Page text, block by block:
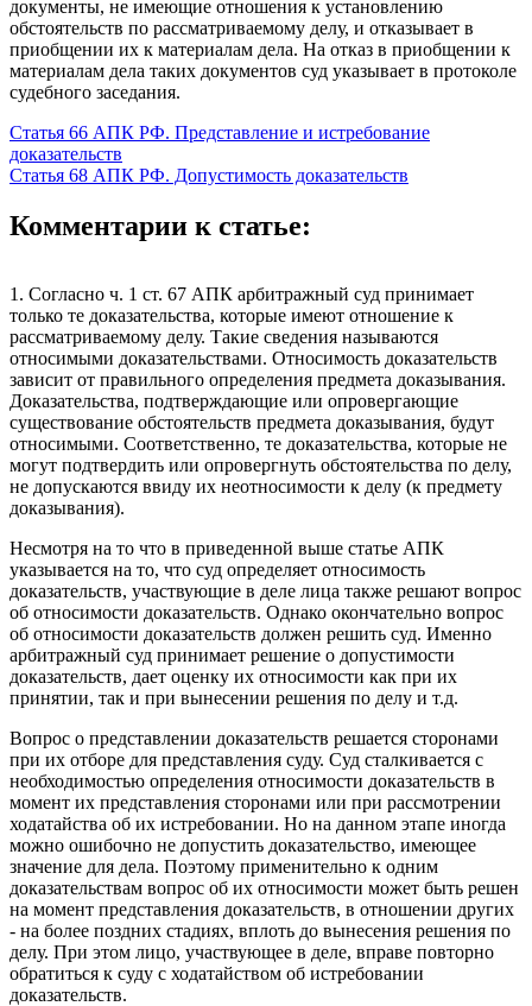
документы, не имеющие отношения к установлению
обстоятельств по рассматриваемому делу, и отказывает в
приобщении их к материалам дела. На отказ в приобщении к
материалам дела таких документов суд указывает в протоколе
судебного заседания.
Статья 66 АПК РФ. Представление и истребование
доказательств
Статья 68 АПК РФ. Допустимость доказательств
Комментарии к статье:
1. Согласно ч. 1 ст. 67 АПК арбитражный суд принимает
только те доказательства, которые имеют отношение к
рассматриваемому делу. Такие сведения называются
относимыми доказательствами. Относимость доказательств
зависит от правильного определения предмета доказывания.
Доказательства, подтверждающие или опровергающие
существование обстоятельств предмета доказывания, будут
относимыми. Соответственно, те доказательства, которые не
могут подтвердить или опровергнуть обстоятельства по делу,
не допускаются ввиду их неотносимости к делу (к предмету
доказывания).
Несмотря на то что в приведенной выше статье АПК
указывается на то, что суд определяет относимость
доказательств, участвующие в деле лица также решают вопрос
об относимости доказательств. Однако окончательно вопрос
об относимости доказательств должен решить суд. Именно
арбитражный суд принимает решение о допустимости
доказательств, дает оценку их относимости как при их
принятии, так и при вынесении решения по делу и т.д.
Вопрос о представлении доказательств решается сторонами
при их отборе для представления суду. Суд сталкивается с
необходимостью определения относимости доказательств в
момент их представления сторонами или при рассмотрении
ходатайства об их истребовании. Но на данном этапе иногда
можно ошибочно не допустить доказательство, имеющее
значение для дела. Поэтому применительно к одним
доказательствам вопрос об их относимости может быть решен
на момент представления доказательств, в отношении других
- на более поздних стадиях, вплоть до вынесения решения по
делу. При этом лицо, участвующее в деле, вправе повторно
обратиться к суду с ходатайством об истребовании
доказательств.